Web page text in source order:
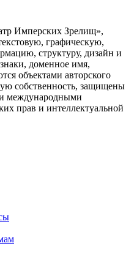
Имперских Зрелищ»,
графическую,
структуру, дизайн и
доменное имя,
объектами авторского
собственность, защищены
и международными
прав и интеллектуальной